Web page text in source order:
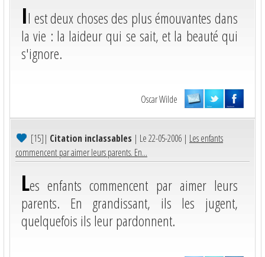
Il est deux choses des plus émouvantes dans
la vie : la laideur qui se sait, et la beauté qui
s'ignore.
Oscar Wilde
[15]| Citation inclassables | Le 22-05-2006 | Les enfants
commencent par aimer leurs parents. En...
Les enfants commencent par aimer leurs
parents. En grandissant, ils les jugent,
quelquefois ils leur pardonnent.